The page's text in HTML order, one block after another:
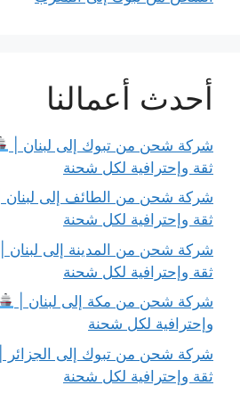
أحدث أعمالنا
شركة شحن من تبوك إلى لبنان |
ثقة وإحترافية لكل شحنة
شركة شحن من الطائف إلى لبنان |
ثقة وإحترافية لكل شحنة
شركة شحن من المدينة إلى لبنان |
ثقة وإحترافية لكل شحنة
شركة شحن من مكة إلى لبنان |
وإحترافية لكل شحنة
شركة شحن من تبوك إلى الجزائر |
ثقة وإحترافية لكل شحنة